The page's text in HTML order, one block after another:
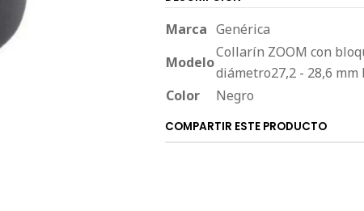
Marca Genérica
Modelo
Collarín ZOOM con
diámetro27,2 - 28,6
Color
Negro
COMPARTIR ESTE PRODUCTO